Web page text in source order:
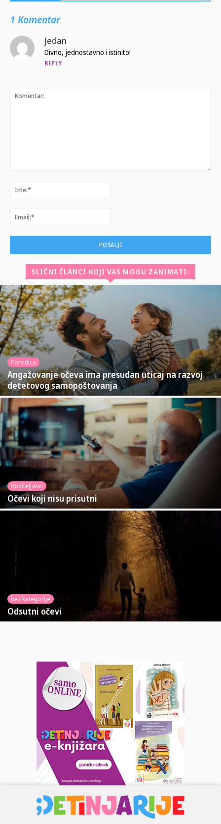
1 Komentar
Jedan
Divno, jednostavno i istinito!
REPLY
SLIČNI ČLANCI KOJI VAS MOGU ZANIMATI:
Porodica
Angažovanje očeva ima presudan uticaj na razvoj
detetovog samopoštovanja
Roditeljstvo
Očevi koji nisu prisutni
bez kategorije
Odsutni očevi